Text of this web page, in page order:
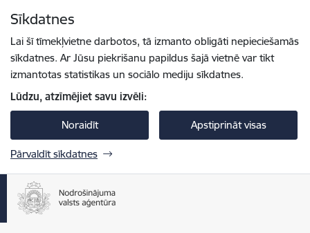
Sīkdatnes
Lai šī tīmekļvietne darbotos, tā izmanto obligāti nepieciešamās
sīkdatnes. Ar Jūsu piekrišanu papildus šajā vietnē var tikt
izmantotas statistikas un sociālo mediju sīkdatnes.
Lūdzu, atzīmējiet savu izvēli:
Noraidīt Apstiprināt visas
Pārvaldīt sīkdatnes